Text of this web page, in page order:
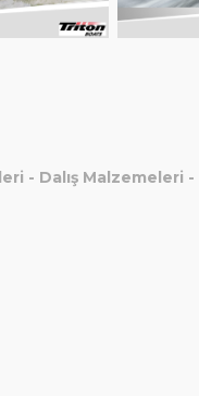
- Dalış Malzemeleri -